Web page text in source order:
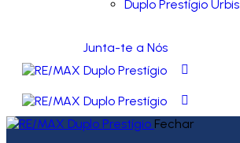
Duplo Prestígio Urbis
Junta-te a Nós
Fechar